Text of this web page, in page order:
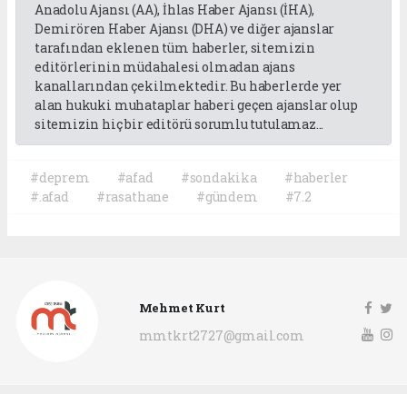
Anadolu Ajansı (AA), İhlas Haber Ajansı (İHA),
Demirören Haber Ajansı (DHA) ve diğer ajanslar
tarafından eklenen tüm haberler, sitemizin
editörlerinin müdahalesi olmadan ajans
kanallarından çekilmektedir. Bu haberlerde yer
alan hukuki muhataplar haberi geçen ajanslar olup
sitemizin hiç bir editörü sorumlu tutulamaz...
#deprem #afad #sondakika
#haberler
#.afad
#rasathane #gündem #7.2
Mehmet Kurt
mmtkrt2727@gmail.com